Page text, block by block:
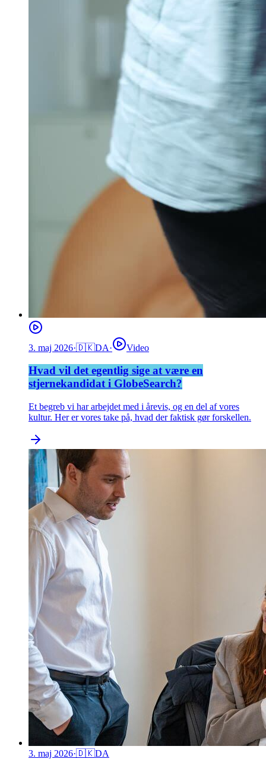
3. maj 2026·🇩🇰DA· Video
Hvad vil det egentlig sige at være en
stjernekandidat i GlobeSearch?
Et begreb vi har arbejdet med i årevis, og en del af vores
kultur. Her er vores take på, hvad der faktisk gør forskellen.
3. maj 2026·🇩🇰DA